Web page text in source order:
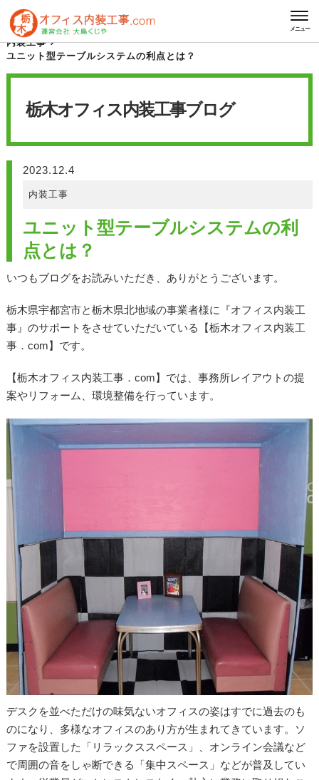
メニュー
HOME
栃木オフィス内装工事 ブログ
内装工事
ユニット型テーブルシステムの利点とは？
栃木オフィス内装工事ブログ
2023.12.4
内装工事
ユニット型テーブルシステムの利
点とは？
いつもブログをお読みいただき、ありがとうございます。
栃木県宇都宮市と栃木県北地域の事業者様に『オフィス内装工
事』のサポートをさせていただいている【栃木オフィス内装工
事．com】です。
【栃木オフィス内装工事．com】では、事務所レイアウトの提
案やリフォーム、環境整備を行っています。
デスクを並べただけの味気ないオフィスの姿はすでに過去のも
のになり、多様なオフィスのあり方が生まれてきています。ソ
ファを設置した「リラックススペース」、オンライン会議など
で周囲の音をしゃ断できる「集中スペース」などが普及してい